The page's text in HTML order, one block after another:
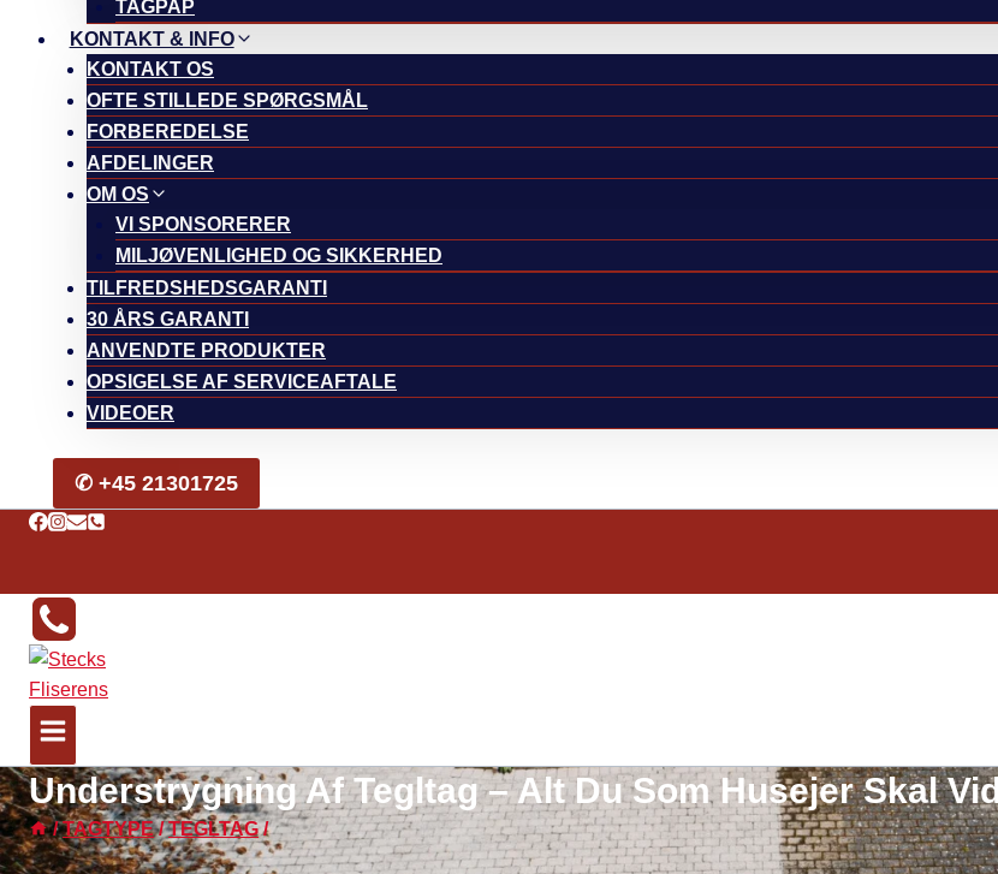
TAGPAP
KONTAKT & INFO
KONTAKT OS
OFTE STILLEDE SPØRGSMÅL
FORBEREDELSE
AFDELINGER
OM OS
VI SPONSORERER
MILJØVENLIGHED OG SIKKERHED
TILFREDSHEDSGARANTI
30 ÅRS GARANTI
ANVENDTE PRODUKTER
OPSIGELSE AF SERVICEAFTALE
VIDEOER
✆ +45 21301725
Understrygning Af Tegltag – Alt Du Som Husejer Skal
/ TAGTYPE / TEGLTAG /